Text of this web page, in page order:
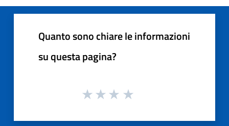
Quanto sono chiare le informazioni
su questa pagina?